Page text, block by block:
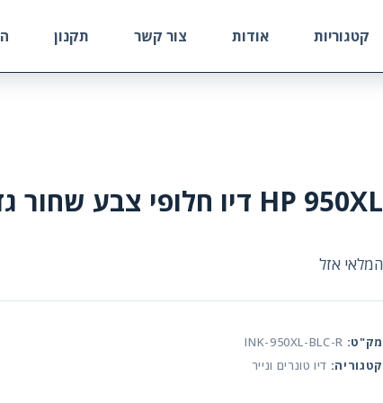
קטגוריות אודות צור קשר תקנון
HP 950XL דיו חלופי צבע שחור גדול
המלאי אזל
מק"ט: INK-950XL-BLC-R
קטגוריה: דיו טונרים ונייר